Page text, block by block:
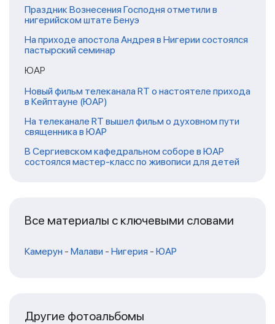
Праздник Вознесения Господня отметили в
нигерийском штате Бенуэ
На приходе апостола Андрея в Нигерии состоялся
пастырский семинар
ЮАР
Новый фильм телеканала RT о настоятеле прихода
в Кейптауне (ЮАР)
На телеканале RT вышел фильм о духовном пути
священника в ЮАР
В Сергиевском кафедральном соборе в ЮАР
состоялся мастер-класс по живописи для детей
Все материалы с ключевыми словами
Камерун - Малави - Нигерия - ЮАР
Другие фотоальбомы